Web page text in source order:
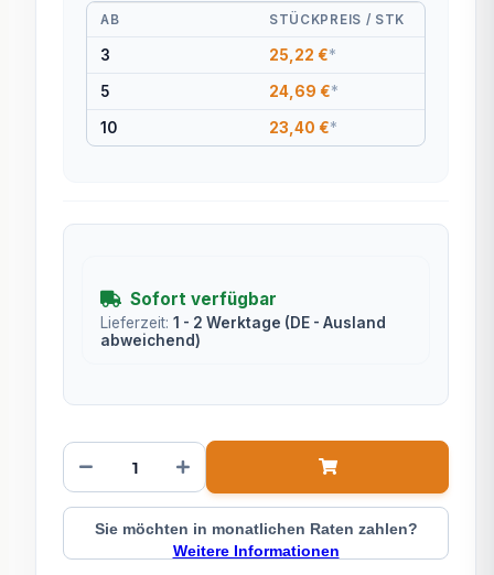
AB STÜCKPREIS / STK
3 25,22 €*
5 24,69 €*
10 23,40 €*
Sofort verfügbar
Lieferzeit: 1 - 2 Werktage (DE - Ausland
abweichend)
Sie möchten in monatlichen Raten zahlen?
Weitere Informationen